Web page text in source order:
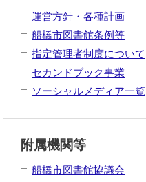
運営方針・各種計画
船橋市図書館条例等
指定管理者制度について
セカンドブック事業
ソーシャルメディア一覧
附属機関等
船橋市図書館協議会